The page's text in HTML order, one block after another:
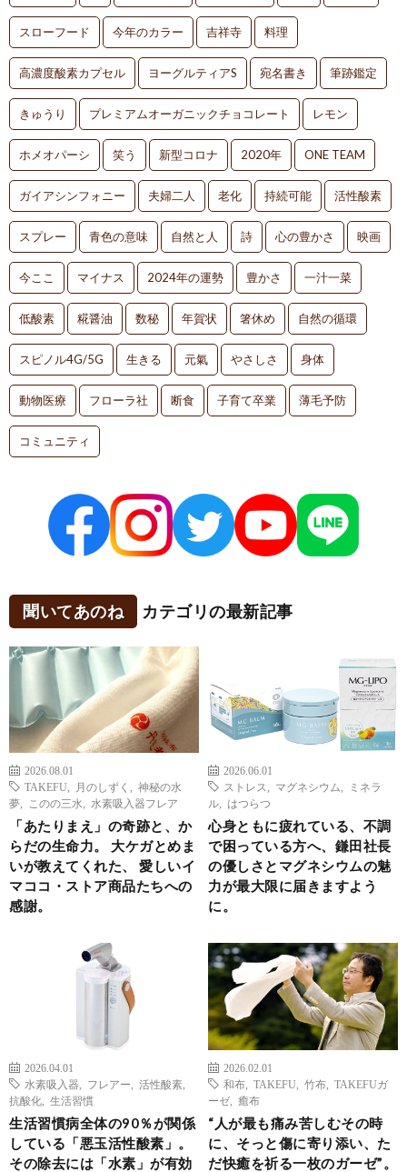
スローフード 今年のカラー 吉祥寺 料理
高濃度酸素カプセル ヨーグルティアS 宛名書き 筆跡鑑定
きゅうり プレミアムオーガニックチョコレート レモン
ホメオパーシ 笑う 新型コロナ 2020年 ONE TEAM
ガイアシンフォニー 夫婦二人 老化 持続可能 活性酸素
スプレー 青色の意味 自然と人 詩 心の豊かさ 映画
今ここ マイナス 2024年の運勢 豊かさ 一汁一菜
低酸素 糀醤油 数秘 年賀状 箸休め 自然の循環
スピノル4G/5G 生きる 元氣 やさしさ 身体
動物医療 フローラ社 断食 子育て卒業 薄毛予防
コミュニティ
聞いてあのね カテゴリの最新記事
2026.08.01
TAKEFU
月のしずく
神秘の水
夢
このの三水 水素吸入器フレア
「あたりまえ」の奇跡と、か
らだの生命力。 大ケガとめま
いが教えてくれた、 愛しいイ
マココ・ストア商品たちへの
感謝。
2026.06.01
ストレス
マグネシウム
ミネラ
ル
はつらつ
心身ともに疲れている、不調
で困っている方へ、鎌田社長
の優しさとマグネシウムの魅
力が最大限に届きますよう
に。
2026.04.01
水素吸入器
フレアー 活性酸素
抗酸化
生活習慣
生活習慣病全体の90％が関係
している「悪玉活性酸素」。
その除去には「水素」が有効
2026.02.01
和布
TAKEFU 竹布
TAKEFUガ
ーゼ
癒布
“人が最も痛み苦しむその時
に、そっと傷に寄り添い、た
だ快癒を祈る一枚のガーゼ”。